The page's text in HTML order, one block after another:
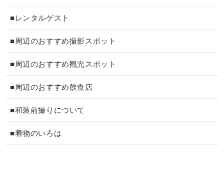
■レンタルゲスト
■周辺のおすすめ撮影スポット
■周辺のおすすめ観光スポット
■周辺のおすすめ飲食店
■和装前撮りについて
■着物のいろは